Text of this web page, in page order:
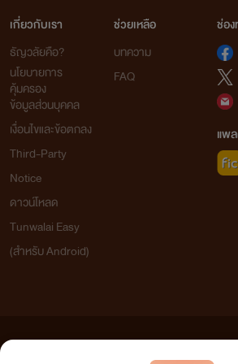
เกี่ยวกับเรา
ธัญวลัยคือ?
นโยบายการ
คุ้มครอง
ข้อมูลส่วนบุคคล
เงื่อนไขและข้อตกลง
Third-Party
Notice
ดาวน์โหลด
Tunwalai Easy
(สำหรับ Android)
ช่วยเหลือ
บทความ
FAQ
ช่อ
แพ